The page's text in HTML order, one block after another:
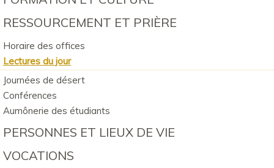
RESSOURCEMENT ET PRIÈRE
Horaire des offices
Lectures du jour
Journées de désert
Conférences
Aumônerie des étudiants
PERSONNES ET LIEUX DE VIE
VOCATIONS